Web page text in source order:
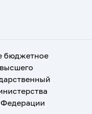
бюджетное